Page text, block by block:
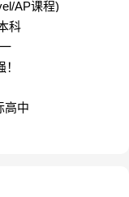
向则彻底成为
枚英国G5录取
（6枚）和十一
英国方向优势
体系与英国大
AP课程)
科
高中